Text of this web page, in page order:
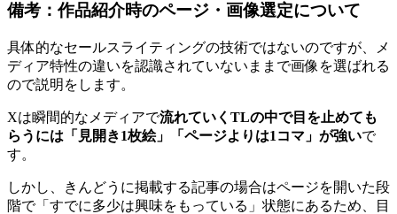
備考：作品紹介時のページ・画像選定について
具体的なセールスライティングの技術ではないのですが、メ
ディア特性の違いを認識されていないままで画像を選ばれる
ので説明をします。
Xは瞬間的なメディアで流れていくTLの中で目を止めても
らうには「見開き1枚絵」「ページよりは1コマ」が強いで
す。
しかし、きんどうに掲載する記事の場合はページを開いた段
階で「すでに多少は興味をもっている」状態にあるため、目